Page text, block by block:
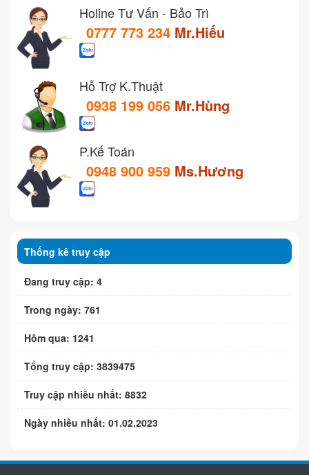
Holine Tư Vấn - Bảo Trì
0777 773 234 Mr.Hiếu
Hỗ Trợ K.Thuật
0938 199 056 Mr.Hùng
P.Kế Toán
0948 900 959 Ms.Hương
Thống kê truy cập
Đang truy cập: 4
Trong ngày: 761
Hôm qua: 1241
Tổng truy cập: 3839475
Truy cập nhiều nhất: 8832
Ngày nhiều nhất: 01.02.2023